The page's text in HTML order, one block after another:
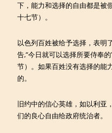
下，能力和选择的自由都是被
十七节）。
以色列百姓被给予选择，表明
告,“今日就可以选择所要侍奉
节）。如果百姓没有选择的能
的。
旧约中的信心英雄，如以利亚
们的良心自由给政府统治者。